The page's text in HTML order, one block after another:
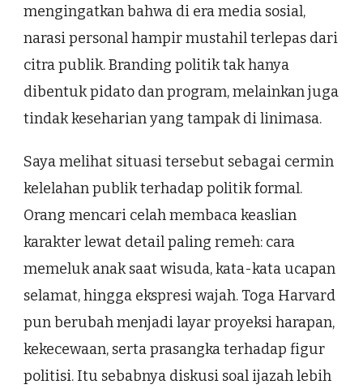
mengingatkan bahwa di era media sosial,
narasi personal hampir mustahil terlepas dari
citra publik. Branding politik tak hanya
dibentuk pidato dan program, melainkan juga
tindak keseharian yang tampak di linimasa.
Saya melihat situasi tersebut sebagai cermin
kelelahan publik terhadap politik formal.
Orang mencari celah membaca keaslian
karakter lewat detail paling remeh: cara
memeluk anak saat wisuda, kata-kata ucapan
selamat, hingga ekspresi wajah. Toga Harvard
pun berubah menjadi layar proyeksi harapan,
kekecewaan, serta prasangka terhadap figur
politisi. Itu sebabnya diskusi soal ijazah lebih